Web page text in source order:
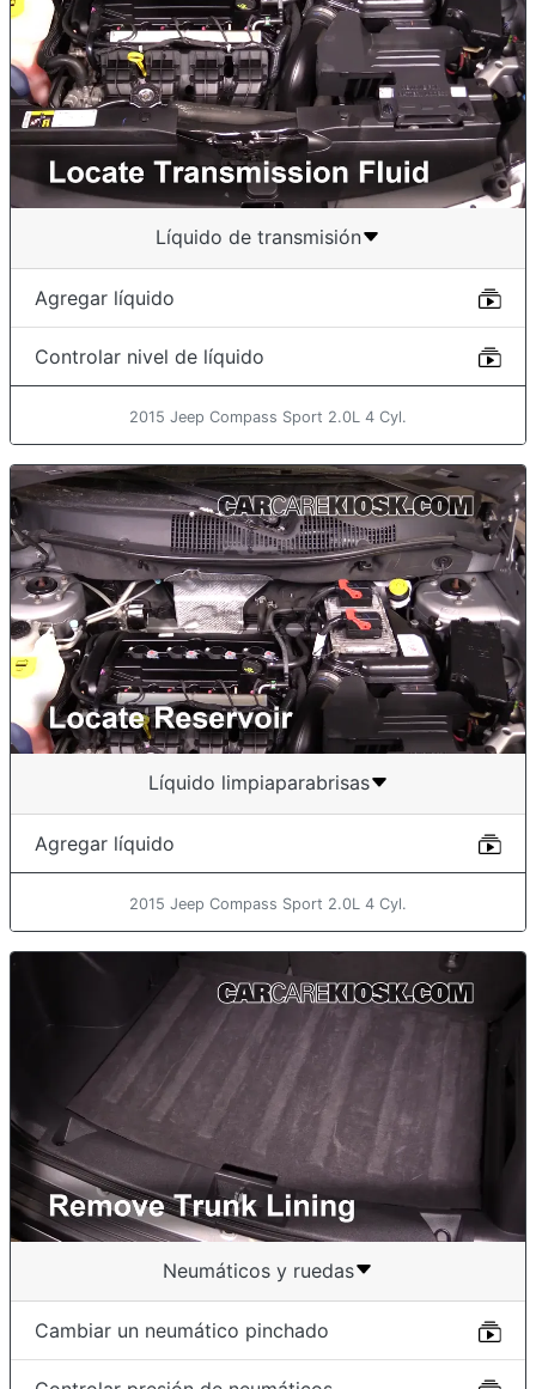
Líquido de transmisión
Agregar líquido
Controlar nivel de líquido
2015 Jeep Compass Sport 2.0L 4 Cyl.
Líquido limpiaparabrisas
Agregar líquido
2015 Jeep Compass Sport 2.0L 4 Cyl.
Neumáticos y ruedas
Cambiar un neumático pinchado